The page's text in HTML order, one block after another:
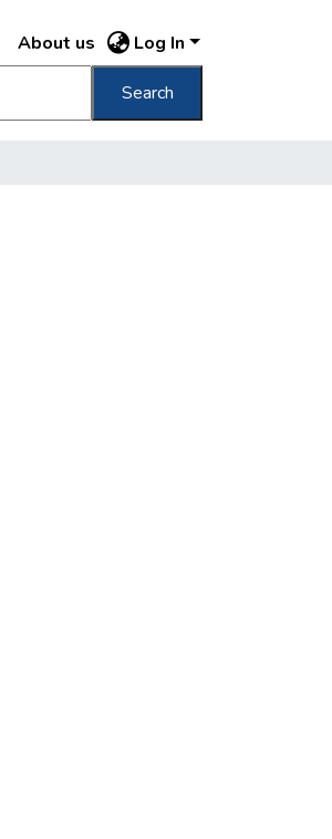
About us Log In
Search